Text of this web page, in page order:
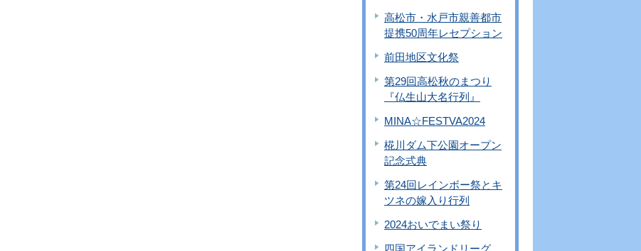
高松市・水戸市親善都市
提携50周年レセプション
前田地区文化祭
第29回高松秋のまつり
『仏生山大名行列』
MINA☆FESTVA2024
椛川ダム下公園オープン
記念式典
第24回レインボー祭とキ
ツネの嫁入り行列
2024おいでまい祭り
四国アイランドリーグ